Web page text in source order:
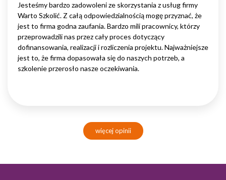
Jesteśmy bardzo zadowoleni ze skorzystania z usług firmy
Warto Szkolić. Z całą odpowiedzialnością mogę przyznać, że
jest to firma godna zaufania. Bardzo mili pracownicy, którzy
przeprowadzili nas przez cały proces dotyczący
dofinansowania, realizacji i rozliczenia projektu. Najważniejsze
jest to, że firma dopasowała się do naszych potrzeb, a
szkolenie przerosło nasze oczekiwania.
więcej opinii